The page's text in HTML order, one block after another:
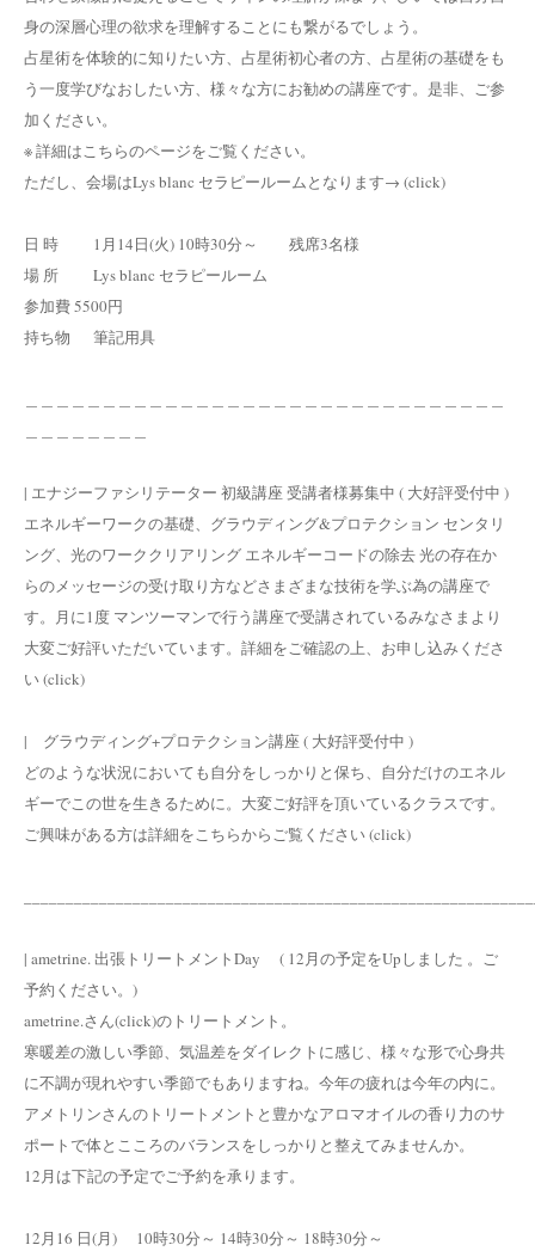
身の深層心理の欲求を理解することにも繋がるでしょう。
占星術を体験的に知りたい方、占星術初心者の方、占星術の基礎をも
う一度学びなおしたい方、様々な方にお勧めの講座です。是非、ご参
加ください。
※ 詳細はこちらのページをご覧ください。
ただし、会場はLys blanc セラピールームとなります→ (click)
日 時 1月14日(火) 10時30分～ 残席3名様
場 所 Lys blanc セラピールーム
参加費 5500円
持ち物 筆記用具
| エナジーファシリテーター 初級講座 受講者様募集中 ( 大好評受付中 )
エネルギーワークの基礎、グラウディング&プロテクション センタリ
ング、光のワーククリアリング エネルギーコードの除去 光の存在か
らのメッセージの受け取り方などさまざまな技術を学ぶ為の講座で
す。月に1度 マンツーマンで行う講座で受講されているみなさまより
大変ご好評いただいています。詳細をご確認の上、お申し込みくださ
い (click)
| グラウディング+プロテクション講座 ( 大好評受付中 )
どのような状況においても自分をしっかりと保ち、自分だけのエネル
ギーでこの世を生きるために。大変ご好評を頂いているクラスです。
ご興味がある方は詳細をこちらからご覧ください (click)
| ametrine. 出張トリートメントDay ( 12月の予定をUpしました 。ご
予約ください。)
ametrine.さん(click)のトリートメント。
寒暖差の激しい季節、気温差をダイレクトに感じ、様々な形で心身共
に不調が現れやすい季節でもありますね。今年の疲れは今年の内に。
アメトリンさんのトリートメントと豊かなアロマオイルの香り力のサ
ポートで体とこころのバランスをしっかりと整えてみませんか。
12月は下記の予定でご予約を承ります。
12月16 日(月) 10時30分～ 14時30分～ 18時30分～